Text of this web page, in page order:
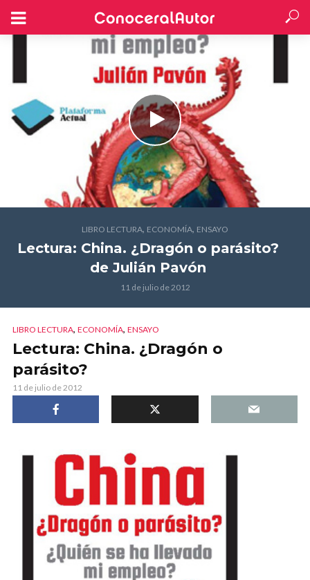
LIBRO LECTURA, ECONOMÍA, ENSAYO
Lectura: China. ¿Dragón o parásito?
de Julián Pavón
11 de julio de 2012
LIBRO LECTURA, ECONOMÍA, ENSAYO
Lectura: China. ¿Dragón o
parásito?
11 de julio de 2012